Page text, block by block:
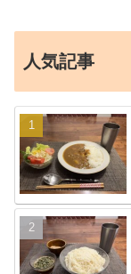
人気記事